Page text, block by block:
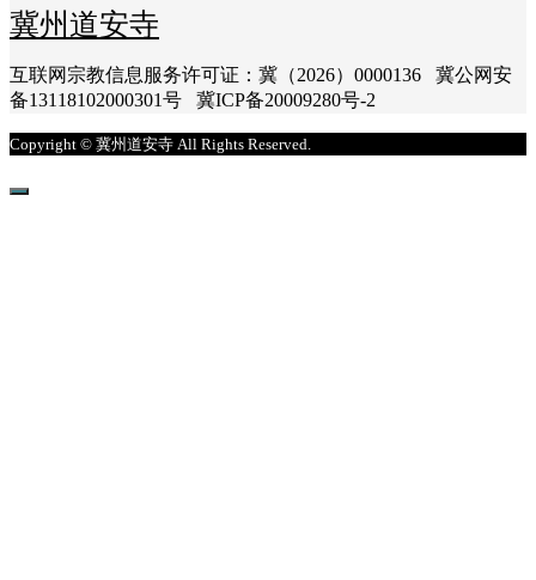
冀州道安寺
互联网宗教信息服务许可证：冀（2026）0000136 冀公网安
备13118102000301号 冀ICP备20009280号-2
Copyright © 冀州道安寺 All Rights Reserved.